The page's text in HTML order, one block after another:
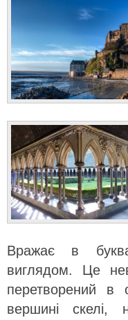
Вражає в
виглядом. Це
перетворений в
вершині